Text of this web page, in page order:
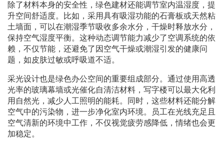
除了材料本身的安全性，绿色建材还能调节室内温湿度，提
升空间舒适度。比如，采用具有吸湿功能的石膏板或天然粘
土墙面，可以在潮湿季节吸收多余水分，干燥时释放水分，
保持空气湿度平衡。这种动态调节能力减少了空调系统的依
赖，不仅节能，还避免了因空气干燥或潮湿引发的健康问
题，如皮肤过敏或呼吸道不适。
采光设计也是绿色办公空间的重要组成部分。通过使用高透
光率的玻璃幕墙或光催化自清洁材料，写字楼可以最大化利
用自然光，减少人工照明的能耗。同时，这些材料还能分解
空气中的污染物，进一步净化室内环境。员工在光线充足且
空气清新的环境中工作，不仅视觉疲劳感降低，情绪也会更
加稳定。